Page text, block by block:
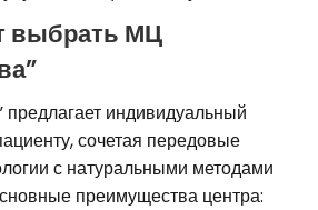
выбрать МЦ
индивидуальный
сочетая передовые
с натуральными методами
преимущества центра: